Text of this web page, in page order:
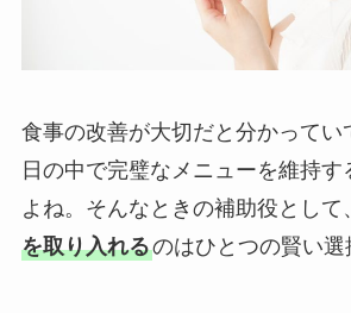
食事の改善が大切だと分かってい
日の中で完璧なメニューを維持す
よね。そんなときの補助役として、
を取り入れるのはひとつの賢い選